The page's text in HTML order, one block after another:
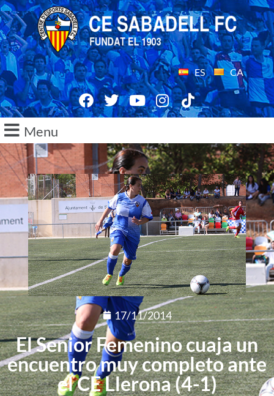
ES CA
Menu
17/11/2014
El Senior Femenino cuaja un
encuentro muy completo ante
el CE Llerona (4-1)